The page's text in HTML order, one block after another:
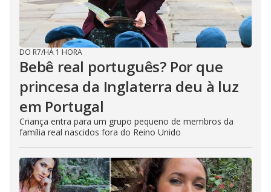
DO R7/HÁ 1 HORA
Bebê real português? Por que
princesa da Inglaterra deu à luz
em Portugal
Criança entra para um grupo pequeno de membros da
família real nascidos fora do Reino Unido